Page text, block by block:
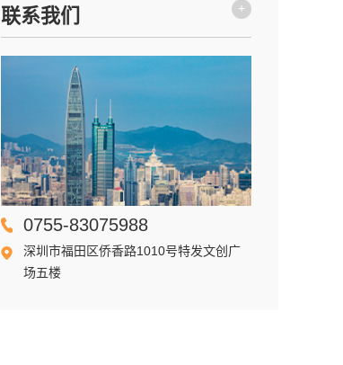
联系我们 +
0755-83075988
深圳市福田区侨香路1010号特发文创广
场五楼